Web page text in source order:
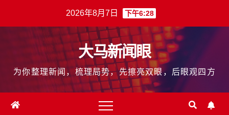
2026年8月7日 下午6:28
大马新闻眼
为你整理新闻，梳理局势，先擦亮双眼，后眼观四方